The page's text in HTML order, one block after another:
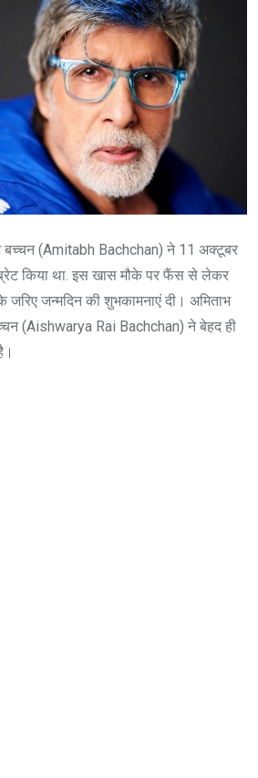
बच्चन (Amitabh Bachchan) ने 11 अक्टूबर
किया था. इस खास मौके पर फैंस से लेकर
जन्मदिन की शुभकामनाएं दी। अमिताभ
(Aishwarya Rai Bachchan) ने बेहद ही